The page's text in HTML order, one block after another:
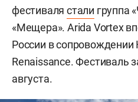
фестивалястали группа
«Мещера». Arida Vortex
России в сопровождении
Renaissance. Фестиваль
августа.